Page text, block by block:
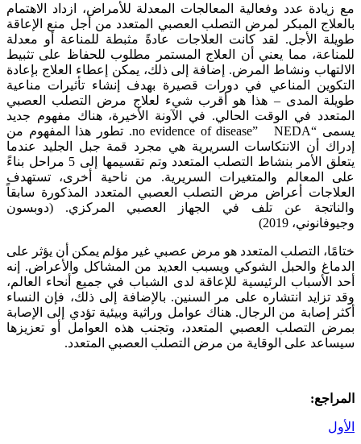
مع زيادة عدد وفعالية المعالجات المعدلة للأمراض، ازداد الاهتمام
بالعلاج المبكر لمرض التصلب العصبي المتعدد من أجل منع الإعاقة
طويلة الأجل. لقد كانت العلاجات عادةً مثبطة للمناعة أو معدلة
للمناعة، مما يعني أن العلاج المستمر مطلوب للحفاظ على تثبيط
الالتهاب ونشاط المرض. إضافة إلى ذلك، يمكن إعطاء العلاج بإعادة
التكوين المناعي في دورات قصيرة بهدف إنشاء تأثيرات مناعية
طويلة المدى – هذا هو أقرب شيء لعلاج مرض التصلب العصبي
المتعدد في الوقت الحالي. في الآونة الأخيرة، هناك مفهوم جديد
يسمى “no evidence of disease” NEDA. تطور هذا المفهوم من
إدراك أن الانتكاسات السريرية هي مجرد قمة جبل الجليد عندما
يتعلق الأمر بنشاط التصلب المتعدد وتم تقسيمها إلى 5 مراحل بناءً
على المعالم والمتغيرات السريرية. من ناحية أخرى، تستهدف
العلاجات أعراض مرض التصلب العصبي المتعدد المذكورة سابقاً
والناتجة عن تلف في الجهاز العصبي المركزي. (دوبسون
وجيوفانوني، 2019)
ختامًا، التصلب المتعدد هو مرض عصبي غير مؤلم يمكن أن يؤثر على
الدماغ والحبل الشوكي ويسبب العديد من المشاكل والأعراض. إنه
أحد الأسباب الرئيسية للإعاقة لدى الشباب في جميع أنحاء العالم،
وقد تزايد انتشاره على مر السنين. بالإضافة إلى ذلك، فإن النساء
أكثر إصابة من الرجال. هناك عوامل وراثية وبيئية تؤدي إلى الإصابة
بمرض التصلب العصبي المتعدد، وتجنب هذه العوامل أو تعزيزها
سيساعد على الوقاية من مرض التصلب العصبي المتعدد.
المراجع:
الأول